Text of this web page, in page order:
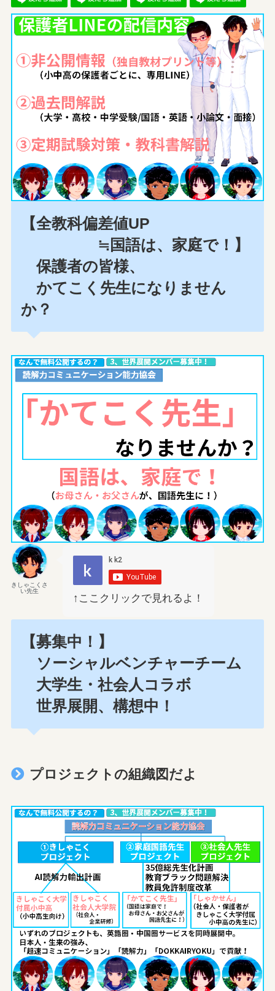
【全教科偏差値UP
≒国語は、家庭で！】
保護者の皆様、
かてこく先生になりません
か？
きしゃこくさ
い先生
↑ここクリックで見れるよ！
【募集中！】
ソーシャルベンチャーチーム
大学生・社会人コラボ
世界展開、構想中！
プロジェクトの組織図だよ